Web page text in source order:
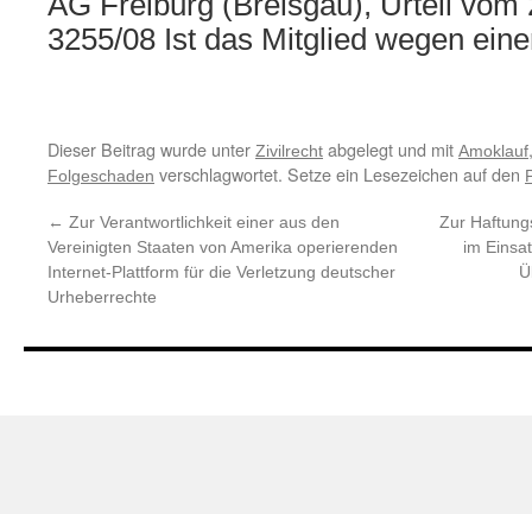
3255/08 Ist das Mitglied wegen
Dieser Beitrag wurde unter Zivilrecht abgelegt und mit Amoklauf
Folgeschaden verschlagwortet. Setze ein Lesezeichen auf den
← Zur Verantwortlichkeit einer aus den
Vereinigten Staaten von Amerika operierenden
Internet-Plattform für die Verletzung deutscher
Urheberrechte
Zur
im